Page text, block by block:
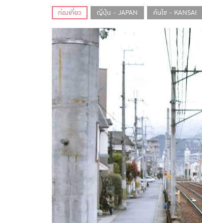
ท่องเที่ยว ญี่ปุ่น - JAPAN คันไซ - KANSAI